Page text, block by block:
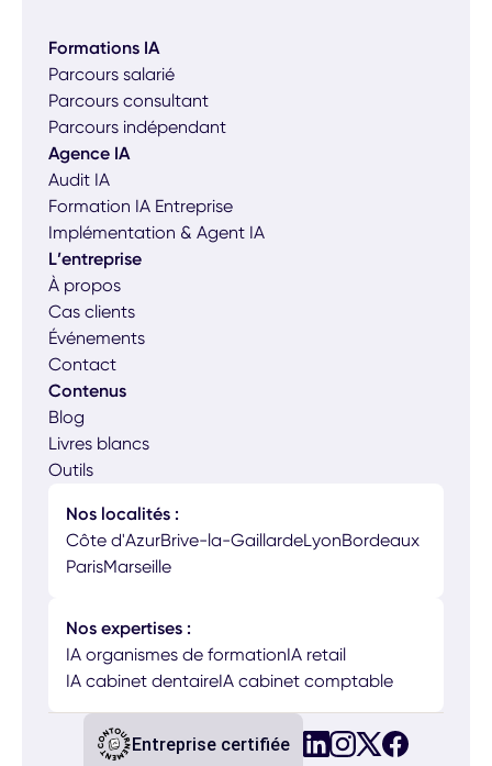
Formations IA
Parcours salarié
Parcours consultant
Parcours indépendant
Agence IA
Audit IA
Formation IA Entreprise
Implémentation & Agent IA
L’entreprise
À propos
Cas clients
Événements
Contact
Contenus
Blog
Livres blancs
Outils
Nos localités :
Côte d'AzurBrive-la-GaillardeLyonBordeaux
ParisMarseille
Nos expertises :
IA organismes de formationIA retail
IA cabinet dentaireIA cabinet comptable
Entreprise certifiée